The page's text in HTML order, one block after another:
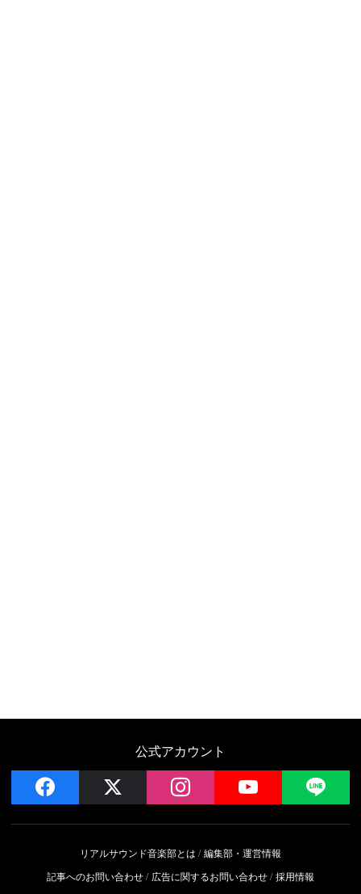
公式アカウント
facebook instagram YouTube
リアルサウンド音楽部とは
編集部・運営情報
記事へのお問い合わせ
広告に関するお問い合わせ 採用情報